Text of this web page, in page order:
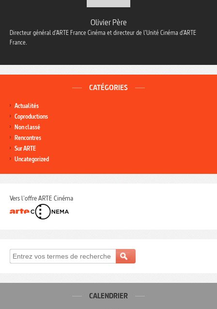
Olivier Père
Directeur général d’ARTE France Cinéma et directeur de l’Unité Cinéma d’ARTE
France.
CATÉGORIES
Actualités
Coproductions
Non classé
Rencontres
Sur ARTE
Uncategorized
Vers l'offre ARTE Cinéma
CALENDRIER